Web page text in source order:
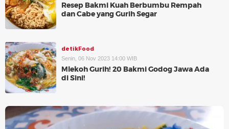
Resep Bakmi Kuah Berbumbu Rempah
dan Cabe yang Gurih Segar
detikFood
Senin, 06 Nov 2023 14:00 WIB
Mlekoh Gurih! 20 Bakmi Godog Jawa Ada
di Sini!